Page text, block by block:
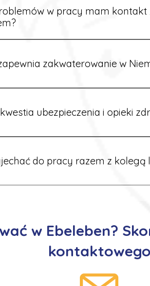
prawidłowo.
w pracy mam
zakwaterowanie w
dbają o zapewnienie miejsca
ubezpieczenia i opieki
ubezpieczenie zdrowotne
do pracy razem z kolegą
wspólnego wyjazdu. Wystarczy
w Ebeleben?
kontaktowego